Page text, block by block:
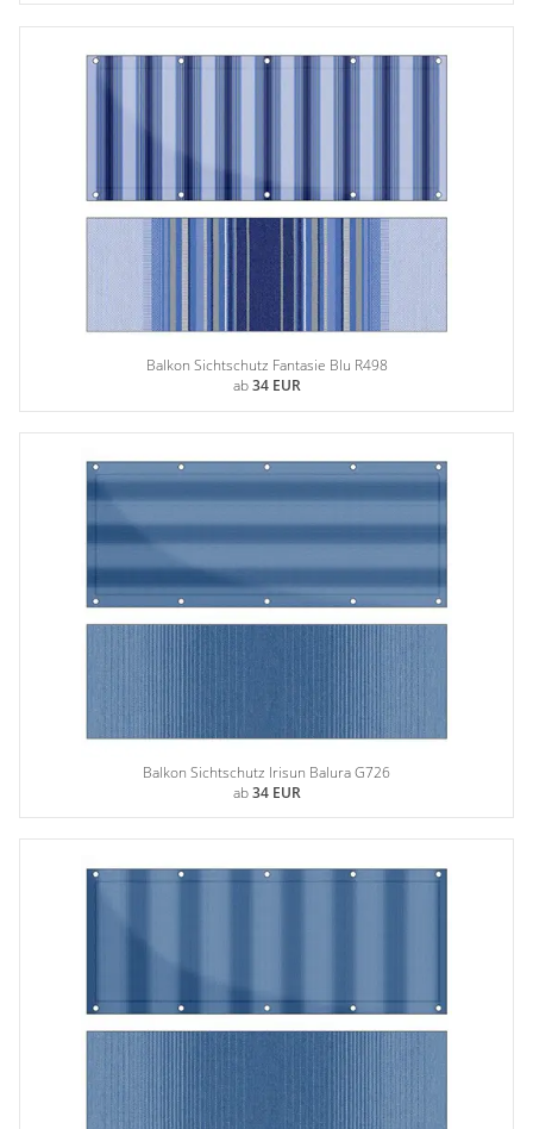
Stoffe
Balkon Sichtschutz Fantasie Blu R498
ab34 EUR
Balkon Sichtschutz Irisun Balura G726
ab34 EUR